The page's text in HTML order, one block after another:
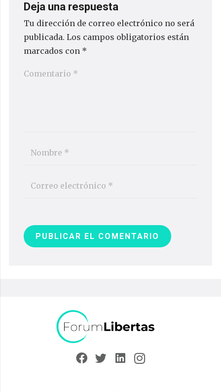
Deja una respuesta
Tu dirección de correo electrónico no será
publicada. Los campos obligatorios están
marcados con *
PUBLICAR EL COMENTARIO